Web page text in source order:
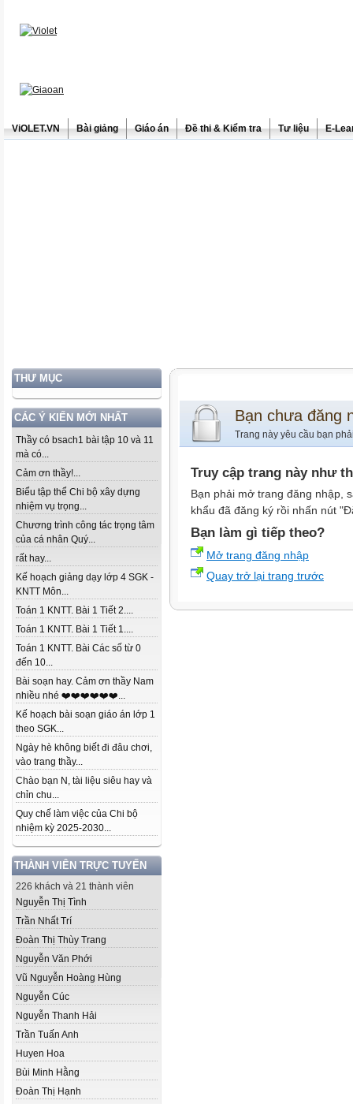
ViOLET.VN Bài giảng Giáo án Đề thi & Kiểm tra Tư liệu E-
THƯ MỤC
CÁC Ý KIẾN MỚI NHẤT
Thầy có bsach1 bài tập 10 và 11
mà có...
Cảm ơn thầy!...
Biểu tập thể Chi bộ xây dựng
nhiệm vụ trọng...
Chương trình công tác trọng tâm
của cá nhân Quý...
rất hay...
Kế hoạch giảng dạy lớp 4 SGK -
KNTT Môn...
Toán 1 KNTT. Bài 1 Tiết 2....
Toán 1 KNTT. Bài 1 Tiết 1....
Toán 1 KNTT. Bài Các số từ 0
đến 10...
Bài soạn hay. Cảm ơn thầy Nam
nhiều nhé ❤️❤️❤️❤️❤️❤️...
Kế hoạch bài soạn giáo án lớp 1
theo SGK...
Ngày hè không biết đi đâu chơi,
vào trang thầy...
Chào bạn N, tài liệu siêu hay và
chỉn chu...
Quy chế làm việc của Chi bộ
nhiệm kỳ 2025-2030...
THÀNH VIÊN TRỰC TUYẾN
226 khách và 21 thành viên
Nguyễn Thị Tình
Trần Nhất Trí
Đoàn Thị Thùy Trang
Nguyễn Văn Phới
Vũ Nguyễn Hoàng Hùng
Nguyễn Cúc
Nguyễn Thanh Hải
Trần Tuấn Anh
Huyen Hoa
Bùi Minh Hằng
Đoàn Thị Hạnh
Bạn chưa đăng
Trang này yêu cầu bạn
Truy cập trang này như
Bạn phải mở trang đăng nhập,
khẩu đã đăng ký rồi nhấn nút
Bạn làm gì tiếp theo?
Mở trang đăng nhập
Quay trở lại trang trước